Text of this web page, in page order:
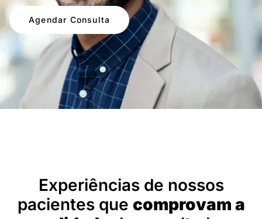
Agendar Consulta
Experiências de nossos
pacientes que comprovam a